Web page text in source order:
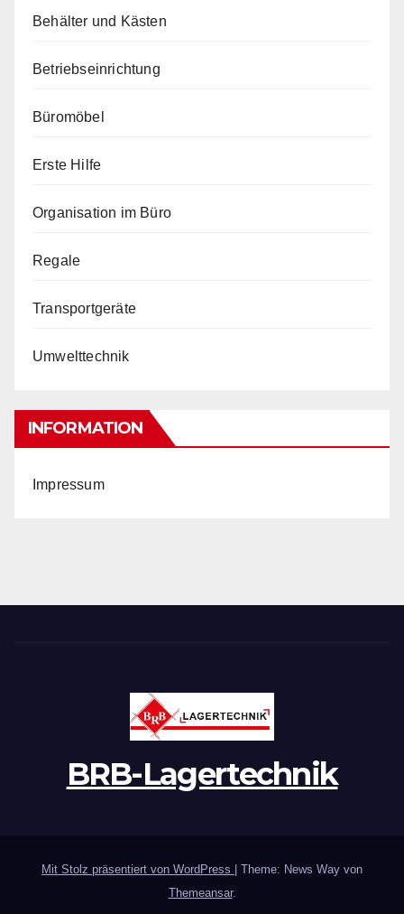
Behälter und Kästen
Betriebseinrichtung
Büromöbel
Erste Hilfe
Organisation im Büro
Regale
Transportgeräte
Umwelttechnik
INFORMATION
Impressum
BRB-Lagertechnik
Mit Stolz präsentiert von WordPress
Theme: News Way von
Themeansar.